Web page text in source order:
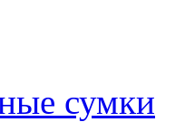
сумки